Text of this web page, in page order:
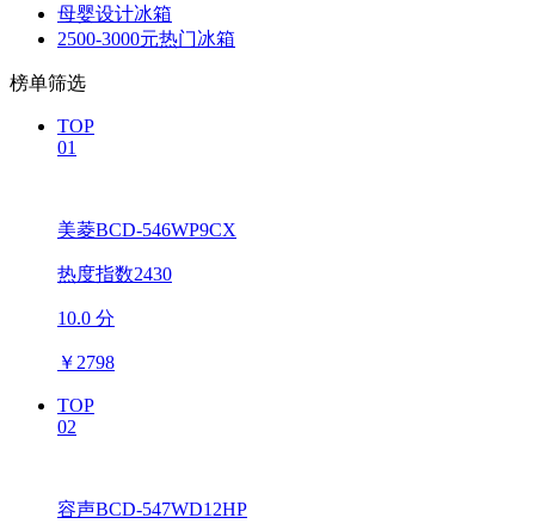
母婴设计冰箱
2500-3000元热门冰箱
榜单筛选
TOP
01
美菱BCD-546WP9CX
热度指数2430
10.0 分
￥ 2798
TOP
02
容声BCD-547WD12HP